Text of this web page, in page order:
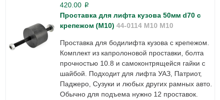
420.00 p
Проставка для лифта кузова 50мм d70 с
крепежом (М10) 44-0114 M10 М10
Проставка для бодилифта кузова с крепежом.
Комплект из капролоновой проставки, болта
прочностью 10.8 и самоконтрящейся гайки с
шайбой. Подходит для лифта УАЗ, Патриот,
Паджеро, Сузуки и любых других рамных авто.
Обычно для подъема нужно 12 проставок.